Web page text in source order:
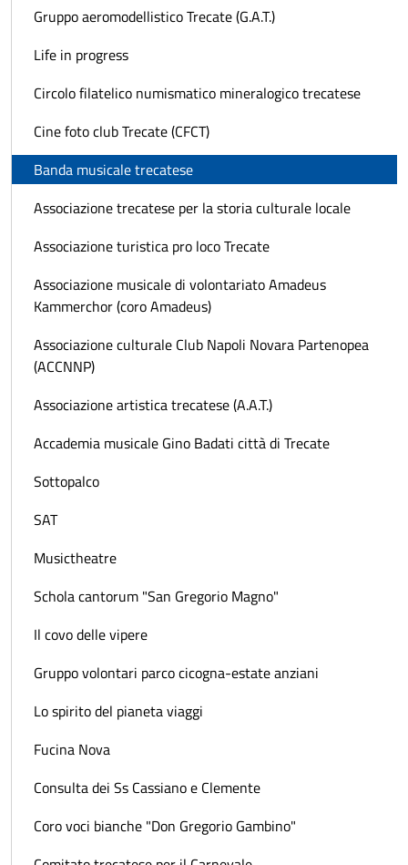
Gruppo aeromodellistico Trecate (G.A.T.)
Life in progress
Circolo filatelico numismatico mineralogico trecatese
Cine foto club Trecate (CFCT)
Banda musicale trecatese
Associazione trecatese per la storia culturale locale
Associazione turistica pro loco Trecate
Associazione musicale di volontariato Amadeus
Kammerchor (coro Amadeus)
Associazione culturale Club Napoli Novara Partenopea
(ACCNNP)
Associazione artistica trecatese (A.A.T.)
Accademia musicale Gino Badati città di Trecate
Sottopalco
SAT
Musictheatre
Schola cantorum "San Gregorio Magno"
Il covo delle vipere
Gruppo volontari parco cicogna-estate anziani
Lo spirito del pianeta viaggi
Fucina Nova
Consulta dei Ss Cassiano e Clemente
Coro voci bianche "Don Gregorio Gambino"